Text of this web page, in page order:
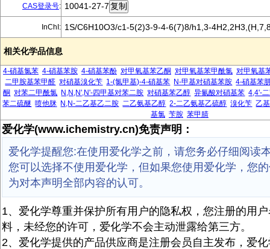
CAS登录号: 10041-27-7
InChI: 1S/C6H10O3/c1-5(2)3-9-4-6(7)8/h1,3-
相关化学品信息
4-硝基氯苯 4-硝基苯胺 4-硝基苯酚 对甲氧基苯乙酮 对甲氧基苯甲酰氯 对甲氧基
二甲胺基苯甲醛 对硝基溴化苄 1-(氯甲基)-4-硝基苯 N-甲基对硝基苯胺 4-硝基苯
酮 对苯二甲酰氯 N,N,N',N'-四甲基对苯二胺 对硝基苯乙醇 异氰酸对硝基苯 4,4'-
苯二硫醚 喷他脒 N,N-二乙基乙二胺 二乙氨基乙醇 2-二乙氨基乙硫醇 溴化苄 乙
基氯 苄胺 苯甲腈
爱化学(www.ichemistry.cn)免责声明：
爱化学提醒您:在使用爱化学之前，请您务必仔细阅读
您可以选择不使用爱化学，但如果您使用爱化学，您
为对本声明全部内容的认可。
1、爱化学尊重并保护所有用户的隐私权，您注册的用
料，未经您的许可，爱化学不会主动泄露给第三方。
2、爱化学提供的产品供应商是注册会员自主发布，爱